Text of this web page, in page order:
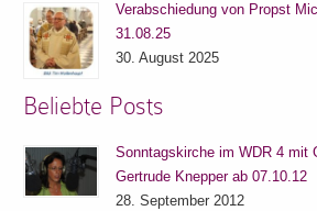
Verabschiedung von Propst
31.08.25
30. August 2025
Beliebte Posts
Sonntagskirche im WDR 4 mit
Gertrude Knepper ab 07.10.12
28. September 2012